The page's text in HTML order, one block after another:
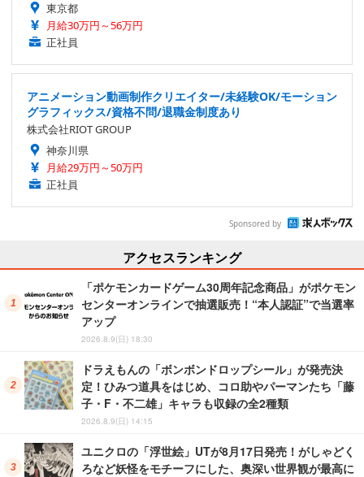
東京都
月給30万円～56万円
正社員
アニメーション動画制作クリエイター/未経験OK/モーション
グラフィックス/資格不問/退職金制度あり
株式会社RIOT GROUP
神奈川県
月給29万円～50万円
正社員
Sponsored by
アクセスランキング
「ポケモンカードゲーム30周年記念商品」がポケモン
センターオンラインで抽選販売！“本人認証”で当選率
アップ
2026.8.9(日) 18:30
ドラえもんの「ボンボンドロップシール」が発売決
定！ひみつ道具をはじめ、コロ助やパーマンたち「藤
子・F・不二雄」キャラも収録の全2種類
2026.8.9(日) 14:15
ユニクロの「浮世絵」UTが8月17日発売！がしゃどく
ろなど妖怪をモチーフにした、奥深い世界観が最高に